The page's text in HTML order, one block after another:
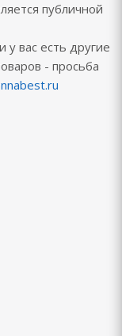
публичной
у вас есть другие
- просьба